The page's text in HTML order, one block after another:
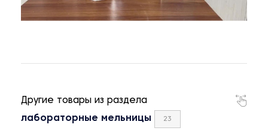
Другие товары из раздела
лабораторные мельницы 23